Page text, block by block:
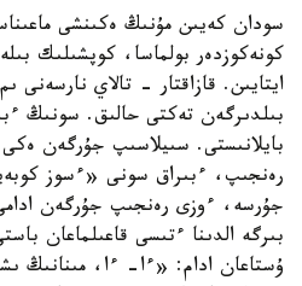
سودان كەيىن مۇنىڭ ەكىنشى
كونەكوزدەر بولماسا، كوپشىلىك
ايتايىن. قازاقتار - تالاي نارسەنى
بىلدىرگەن تەكتى حالىق. سونىڭ
بايلانىستى. سىيلاسىپ جۇرگەن ەكى
رەنجىپ، ءبىراق سونى «ءسوز
جۇرسە، ءوزى رەنجىپ جۇرگەن
بىرگە الدىنا ءتىسى قاعىلماعان
ۇستاعان ادام: «ءا- ءا، مىنانىڭ